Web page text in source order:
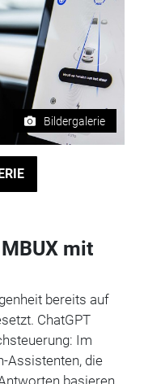
Bildergalerie
mit
bereits auf
ChatGPT
Im
Assistenten, die
basieren,